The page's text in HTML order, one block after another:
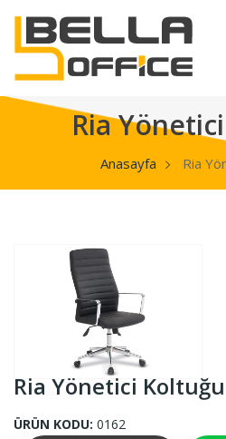
Ria
Anasayfa Ria
Ria Yönetici Koltuğu
ÜRÜN KODU: 0162